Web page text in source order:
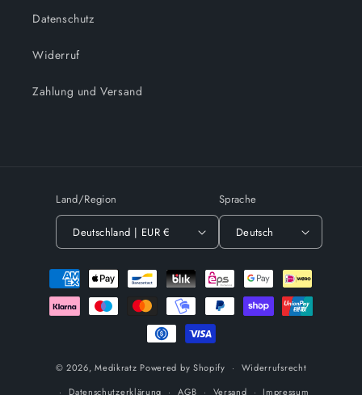
Datenschutz
Widerruf
Zahlung und Versand
Land/Region
Deutschland | EUR €
Sprache
Deutsch
Zahlungsmethoden
© 2026,Medikratz Powered by Shopify
Widerrufsrecht
Datenschutzerklärung
AGB Versand Impressum